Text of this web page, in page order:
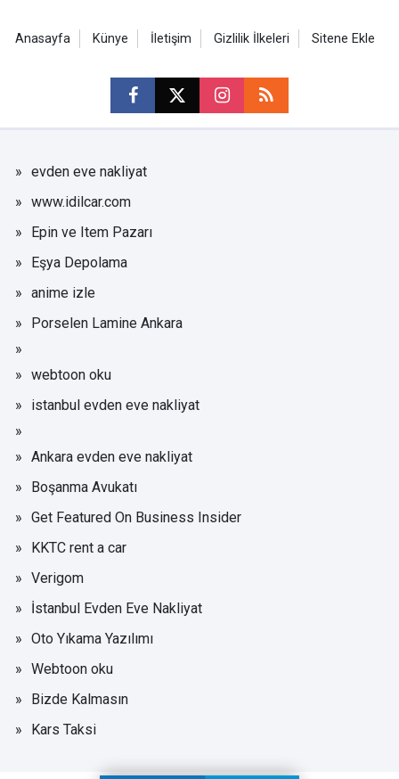
Anasayfa Künye İletişim Gizlilik İlkeleri Sitene Ekle
evden eve nakliyat
www.idilcar.com
Epin ve Item Pazarı
Eşya Depolama
anime izle
Porselen Lamine Ankara
webtoon oku
istanbul evden eve nakliyat
Ankara evden eve nakliyat
Boşanma Avukatı
Get Featured On Business Insider
KKTC rent a car
Verigom
İstanbul Evden Eve Nakliyat
Oto Yıkama Yazılımı
Webtoon oku
Bizde Kalmasın
Kars Taksi